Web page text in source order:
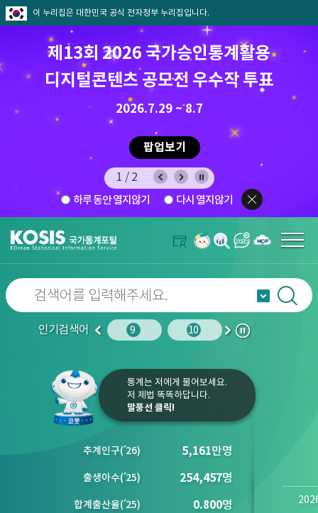
이 누리집은 대한민국 공식 전자정부 누리집입니다.
제13회 2026 국가승인통계활용
디지털콘텐츠 공모전 우수작 투표
2026.7.29 ~ 8.7
팝업보기
8.7.(금) ~ 8.21.(금)
1/2
하루 동안 열지않기 다시 열지않기
인기검색어
이
10 청소년 9 10 1
다
정
통계는 저에게 물어보세요.
저 제법 똑똑하답니다.
말풍선 클릭!
추계인구(´26) 5,161만명
출생아수(´25) 254,457명
합계출산율(´25) 0.800명